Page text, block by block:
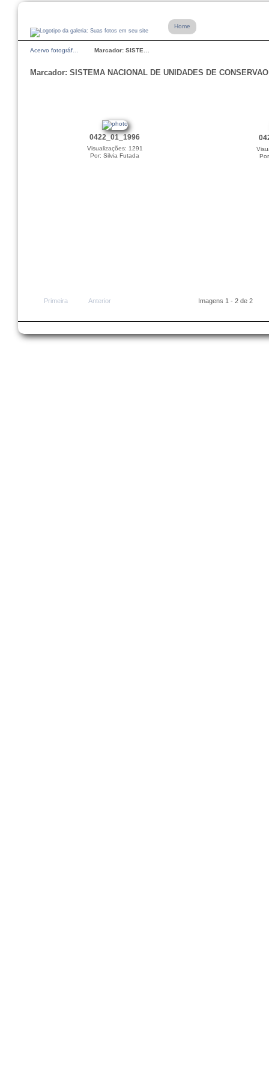
Home
Acervo fotográf… Marcador: SISTE…
Marcador: SISTEMA NACIONAL DE UNIDADES DE CONSERVAO
0422_01_1996
Visualizações: 1291
Por: Silvia Futada
Primeira Anterior Imagens 1 - 2 de 2